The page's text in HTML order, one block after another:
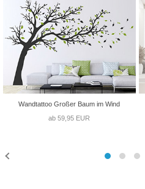
Wandtattoo Großer Baum im Wind
ab 59,95 EUR